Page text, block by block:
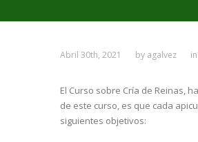
Abril 30th, 2021 by agalvez in
El Curso sobre Cría de Reinas,
de este curso, es que cada
siguientes objetivos: